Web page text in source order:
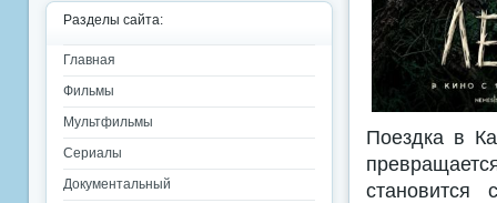
Поездка в
Разделы сайта:
Главная
Фильмы
Мультфильмы
Сериалы
Документальный